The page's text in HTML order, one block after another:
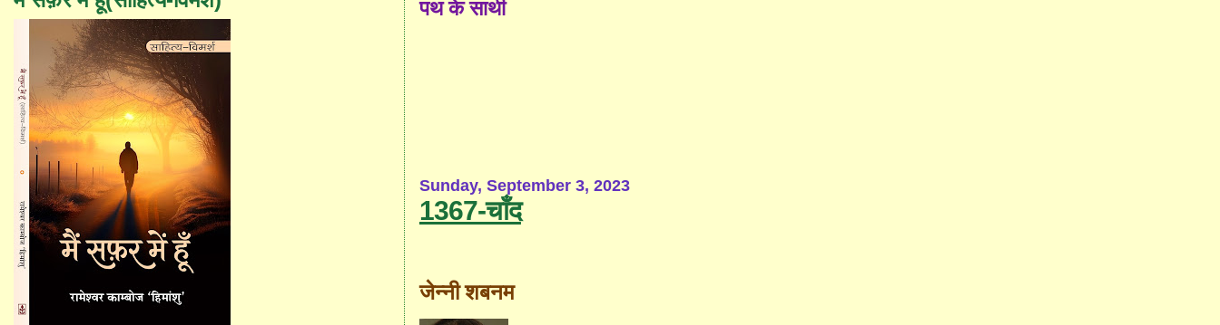
पथ के साथी
Sunday, September 3, 2023
1367-चाँद
जेन्नी शबनम